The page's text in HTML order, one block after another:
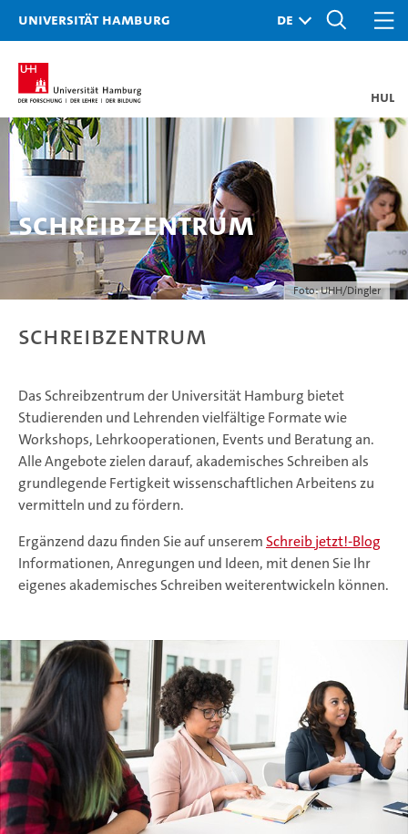
Universität Hamburg
HUL
Foto: UHH/Dingler
Schreibzentrum
Schreibzentrum
Das Schreibzentrum der Universität Hamburg bietet
Studierenden und Lehrenden vielfältige Formate wie
Workshops, Lehrkooperationen, Events und Beratung an.
Alle Angebote zielen darauf, akademisches Schreiben als
grundlegende Fertigkeit wissenschaftlichen Arbeitens zu
vermitteln und zu fördern.
Ergänzend dazu finden Sie auf unseremSchreib jetzt!-Blog
Informationen, Anregungen und Ideen, mit denen Sie Ihr
eigenes akademisches Schreiben weiterentwickeln können.